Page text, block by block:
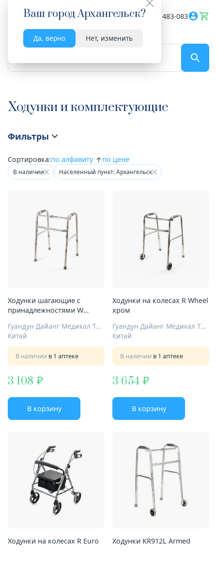
Ваш городАрхангельск?
Да, верно Нет, изменить
Весь сайт 8182 483-083
Ходунки и комплектующие
Фильтры
Сортировка:по алфавиту по цене
В наличии Населенный пункт: Архангельск
Ходунки шагающие с
принадлежностями W
Гуандун Дайанг Медикал Технолоджи КО ЛТД
Китай
В наличии в 1 аптеке
3 108
В корзину
Ходунки на колесах R Wheel
хром
Гуандун Дайанг Медикал Технолоджи КО ЛТД
Китай
В наличии в 1 аптеке
3 654
В корзину
Ходунки на колесах R Euro Ходунки KR912L Armed